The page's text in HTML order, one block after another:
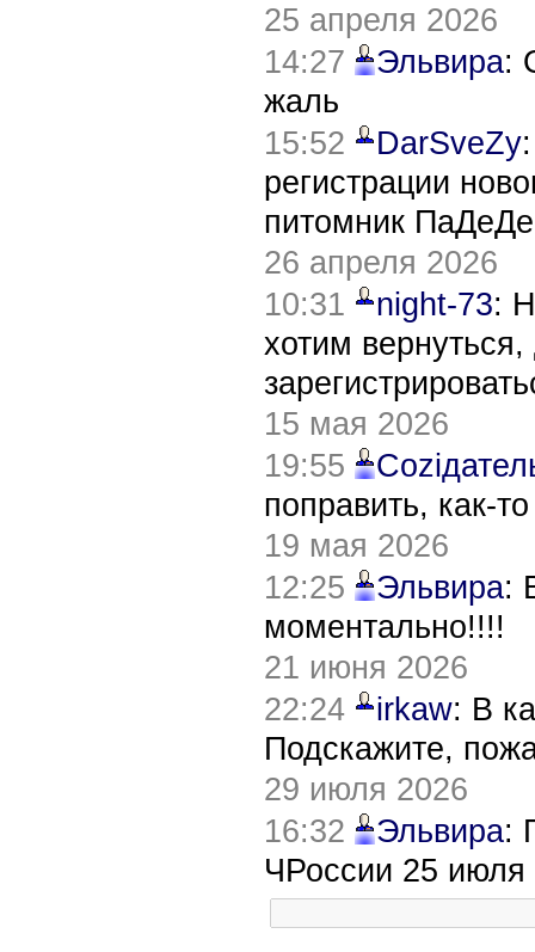
25 апреля 2026
14:27
Эльвира:
жаль
15:52
DarSveZy
регистрации
питомник
26 апреля 2026
10:31
night-73:
хотим
15 мая 2026
19:55
поправить, как-
19 мая 2026
12:25
Эльвира:
моментально!!!!
21 июня 2026
22:24
irkaw: В
Подскажите,
29 июля 2026
16:32
Эльвира:
ЧРоссии 25 июля